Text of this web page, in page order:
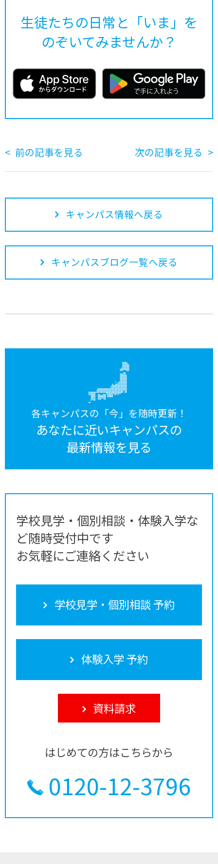
生徒たちの日常と「いま」を
のぞいてみませんか？
前の記事を見る 次の記事を見る
キャンパス情報へ戻る
キャンパスブログ一覧へ戻る
各キャンパスの「今」を随時更新！
あなたに近いキャンパスの
最新情報を見る
学校見学・個別相談・体験入学な
ど随時受付中です
お気軽にご連絡ください
学校見学・個別相談 予約
体験入学 予約
資料請求
はじめての方はこちらから
0120-12-3796